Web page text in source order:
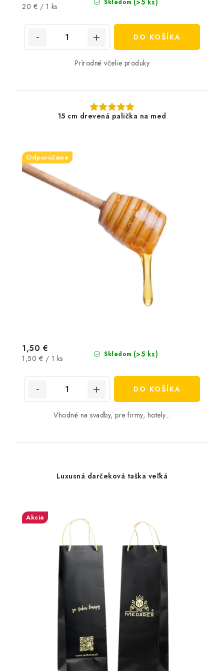
Jednotková
20 € / 1 ks
DO KOŠÍKA
Prírodné včelie produky
15 cm drevená palička na med
Odporúčame
Skladom (>5 ks)
1,50 €
Jednotková
1,50 € / 1 ks
DO KOŠÍKA
Vhodné na svadby, pre firmy, hotely...
Luxusná darčeková taška veľká
Akcia